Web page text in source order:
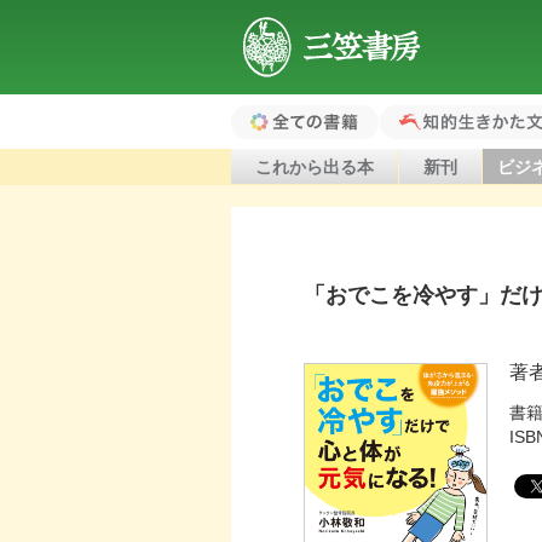
全ての書籍（ホ
ーム）
知的生きかた
これから出る本 新刊 ビジ
「おでこを冷やす」だ
著
書籍